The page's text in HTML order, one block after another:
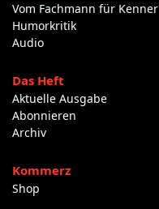
Vom Fachmann für Kenner
Humorkritik
Audio
Das Heft
Aktuelle Ausgabe
Abonnieren
Archiv
Kommerz
Shop